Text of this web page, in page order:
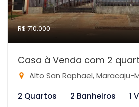
R$ 710.000
Casa à Venda com 2
Alto San Raphael, Maracaju-
2 Quartos
2 Banheiros 1